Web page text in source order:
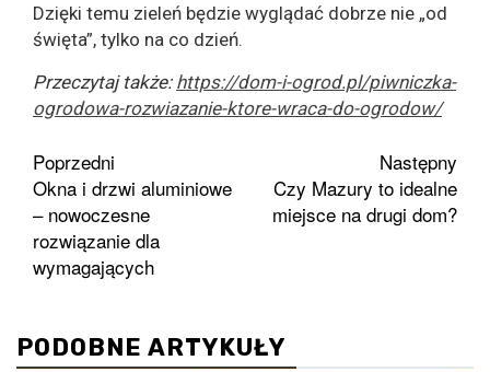
Dzięki temu zieleń będzie wyglądać dobrze nie „od
święta”, tylko na co dzień.
Przeczytaj także: https://dom-i-ogrod.pl/piwniczka-
ogrodowa-rozwiazanie-ktore-wraca-do-ogrodow/
Zobacz
wpisy
Poprzedni
Okna i drzwi aluminiowe
– nowoczesne
rozwiązanie dla
wymagających
Następny
Czy Mazury to idealne
miejsce na drugi dom?
PODOBNE ARTYKUŁY